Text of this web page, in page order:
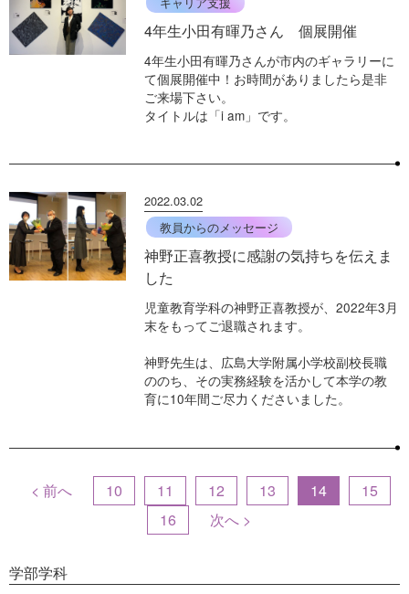
4年生小田有暉乃さん 個展開催
4年生小田有暉乃さんが市内のギャラリーに
て個展開催中！お時間がありましたら是非
ご来場下さい。
タイトルは「i am」です。
2022.03.02
教員からのメッセージ
神野正喜教授に感謝の気持ちを伝えま
した
児童教育学科の神野正喜教授が、2022年3月
末をもってご退職されます。
神野先生は、広島大学附属小学校副校長職
ののち、その実務経験を活かして本学の教
育に10年間ご尽力くださいました。
< 前へ 10 11 12 13 14
15
16
次へ >
学部学科